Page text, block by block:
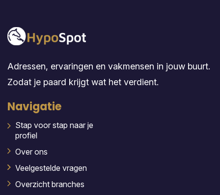
Adressen, ervaringen en vakmensen in jouw buurt.
Zodat je paard krijgt wat het verdient.
Navigatie
Stap voor stap naar je
profiel
Over ons
Veelgestelde vragen
Overzicht branches